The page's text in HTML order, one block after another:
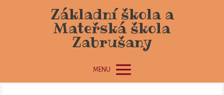
Základní škola a
Mateřská škola
Zabrušany
MENU